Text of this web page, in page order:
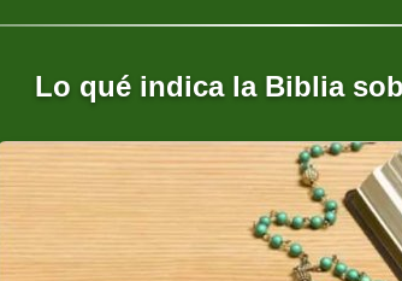
Lo qué indica la Biblia